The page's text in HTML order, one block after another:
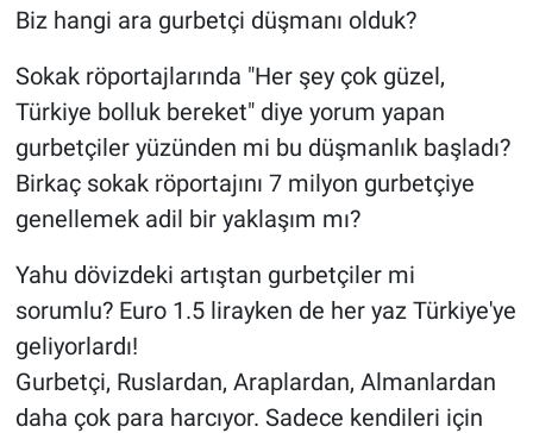
Biz hangi ara gurbetçi düşmanı olduk?
Sokak röportajlarında "Her şey çok güzel,
Türkiye bolluk bereket" diye yorum yapan
gurbetçiler yüzünden mi bu düşmanlık başladı?
Birkaç sokak röportajını 7 milyon gurbetçiye
genellemek adil bir yaklaşım mı?
Yahu dövizdeki artıştan gurbetçiler mi
sorumlu? Euro 1.5 lirayken de her yaz Türkiye'ye
geliyorlardı!
Gurbetçi, Ruslardan, Araplardan, Almanlardan
daha çok para harcıyor. Sadece kendileri için